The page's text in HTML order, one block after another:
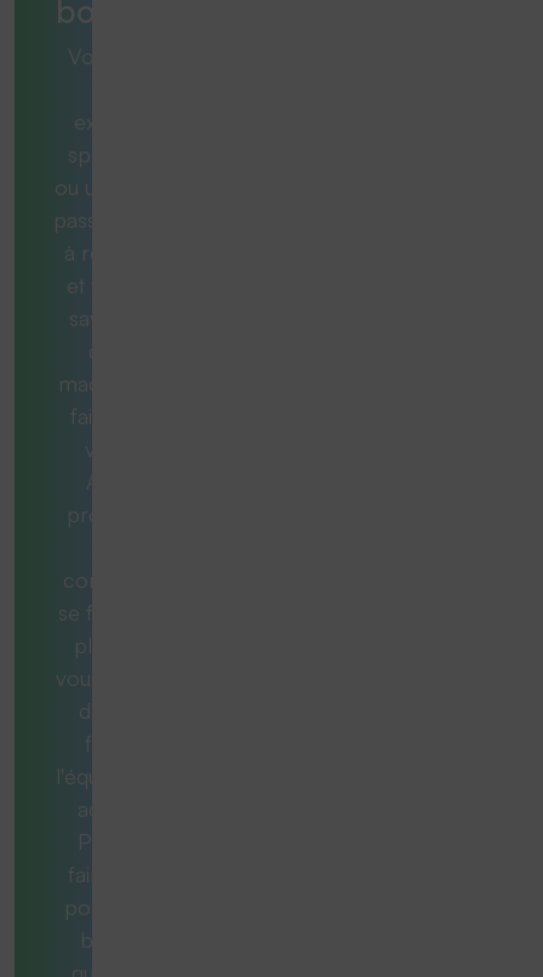
bonne ?
Vous avez
exigence
spécifique
ou une tâche
passionnante
à résoudre
et vous ne
savez pas
quelle
machine est
faite pour
vous ?
Aucun
problème.
consultants
se feront un
plaisir de
vous aider et
de vous
fournir
l'équipement
adéquat.
Pour ce
faire, nous
posons les
bonnes